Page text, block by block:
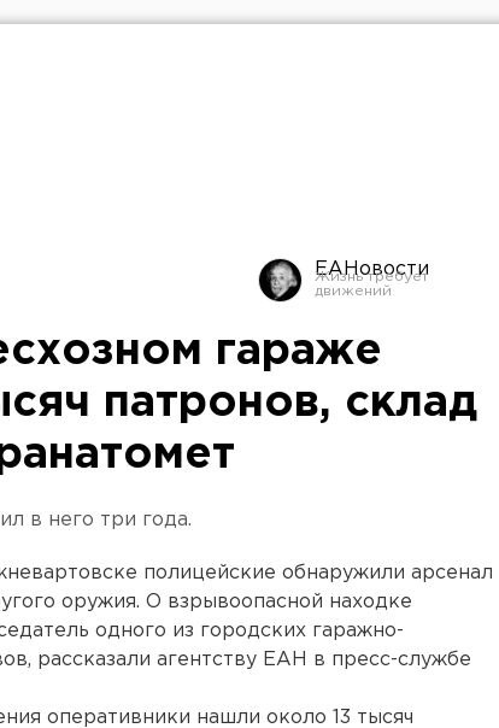
ЕАНовости
гараже
патронов, склад
в него три года.
полицейские обнаружили арсенал
оружия. О взрывоопасной находке
одного из городских гаражно-
рассказали агентству ЕАН в пресс-службе
оперативники нашли около 13 тысяч